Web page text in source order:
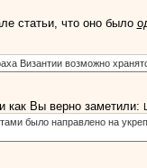
статьи, что оно было
Византии возможно
как Вы верно заметили:
было направлено на